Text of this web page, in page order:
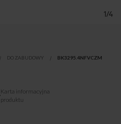
1/4
DO ZABUDOWY BK3295.4NFVCZM
Karta informacyjna
produktu